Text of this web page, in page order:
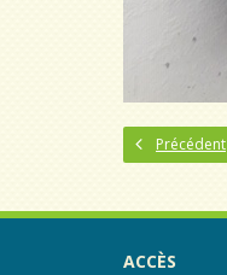
Précédent
ACCÈS